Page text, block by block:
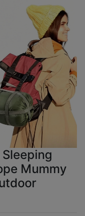
Mummy